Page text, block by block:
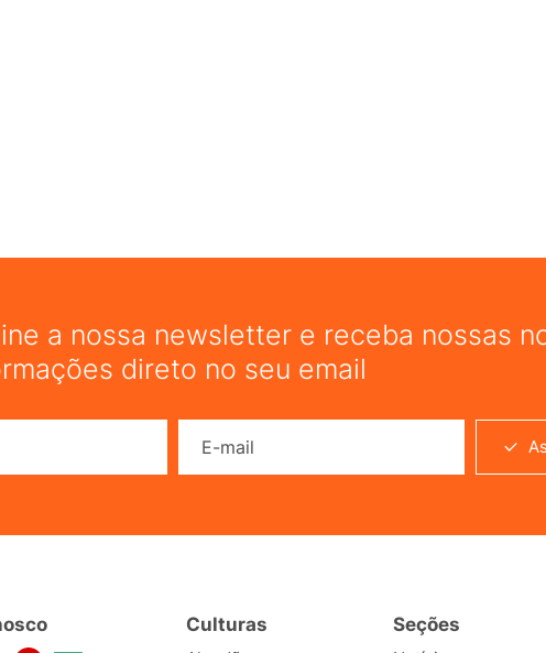
a nossa newsletter e receba nossas
direto no seu email
Culturas Seções